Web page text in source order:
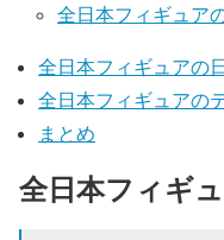
全日本フィギュア
全日本フィギュアの
全日本フィギュアの
まとめ
全日本フィギ